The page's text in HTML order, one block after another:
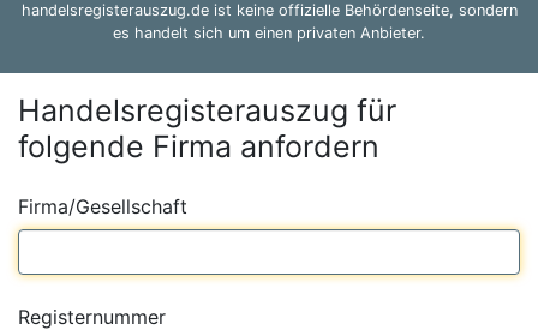
handelsregisterauszug.de ist keine offizielle Behördenseite, sondern
es handelt sich um einen privaten Anbieter.
Handelsregisterauszug für
folgende Firma anfordern
Firma/Gesellschaft
Registernummer